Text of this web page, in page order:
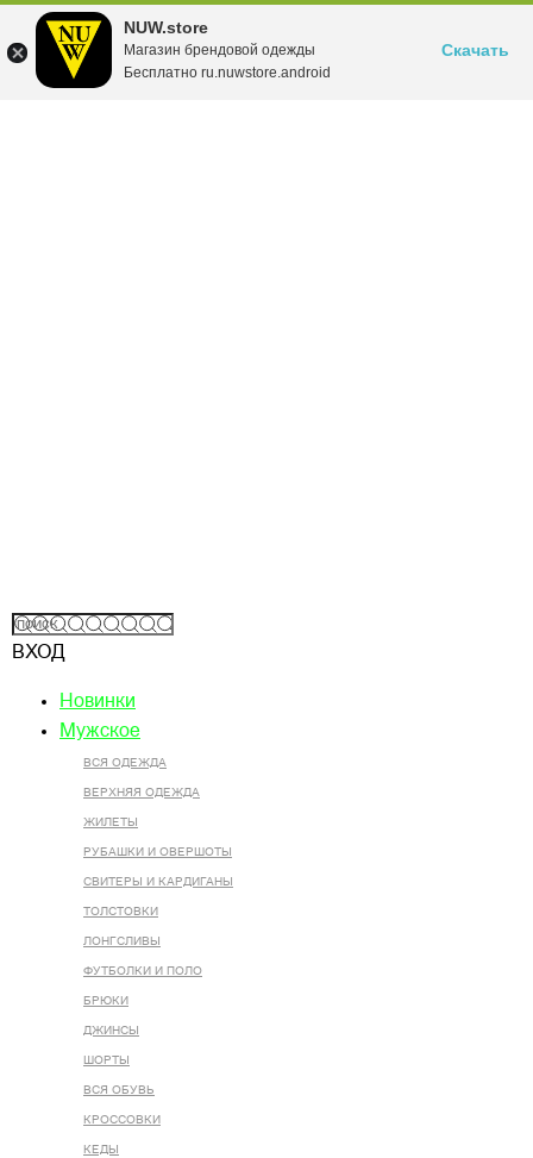
NUW.store
Магазин брендовой одежды
Бесплатно ru.nuwstore.android
Скачать
ВХОД
Новинки
Мужское
ВСЯ ОДЕЖДА
ВЕРХНЯЯ ОДЕЖДА
ЖИЛЕТЫ
РУБАШКИ И ОВЕРШОТЫ
СВИТЕРЫ И КАРДИГАНЫ
ТОЛСТОВКИ
ЛОНГСЛИВЫ
ФУТБОЛКИ И ПОЛО
БРЮКИ
ДЖИНСЫ
ШОРТЫ
ВСЯ ОБУВЬ
КРОССОВКИ
КЕДЫ